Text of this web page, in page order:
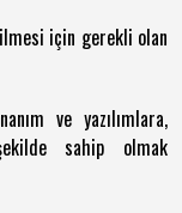
için gerekli olan
ve yazılımlara,
sahip olmak